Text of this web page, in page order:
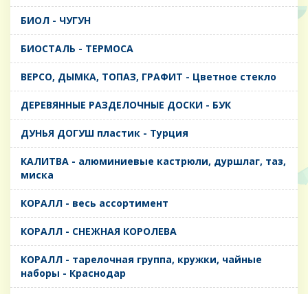
БИОЛ - ЧУГУН
БИОСТАЛЬ - ТЕРМОСА
ВЕРСО, ДЫМКА, ТОПАЗ, ГРАФИТ - Цветное стекло
ДЕРЕВЯННЫЕ РАЗДЕЛОЧНЫЕ ДОСКИ - БУК
ДУНЬЯ ДОГУШ пластик - Турция
КАЛИТВА - алюминиевые кастрюли, дуршлаг, таз,
миска
КОРАЛЛ - весь ассортимент
КОРАЛЛ - СНЕЖНАЯ КОРОЛЕВА
КОРАЛЛ - тарелочная группа, кружки, чайные
наборы - Краснодар